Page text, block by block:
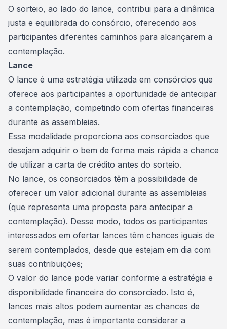
O sorteio, ao lado do lance, contribui para a dinâmica
justa e equilibrada do consórcio, oferecendo aos
participantes diferentes caminhos para alcançarem a
contemplação.
Lance
O lance é uma estratégia utilizada em consórcios que
oferece aos participantes a oportunidade de antecipar
a contemplação, competindo com ofertas financeiras
durante as assembleias.
Essa modalidade proporciona aos consorciados que
desejam adquirir o bem de forma mais rápida a chance
de utilizar a carta de crédito antes do sorteio.
No lance, os consorciados têm a possibilidade de
oferecer um valor adicional durante as assembleias
(que representa uma proposta para antecipar a
contemplação). Desse modo, todos os participantes
interessados em ofertar lances têm chances iguais de
serem contemplados, desde que estejam em dia com
suas contribuições;
O valor do lance pode variar conforme a estratégia e
disponibilidade financeira do consorciado. Isto é,
lances mais altos podem aumentar as chances de
contemplação, mas é importante considerar a